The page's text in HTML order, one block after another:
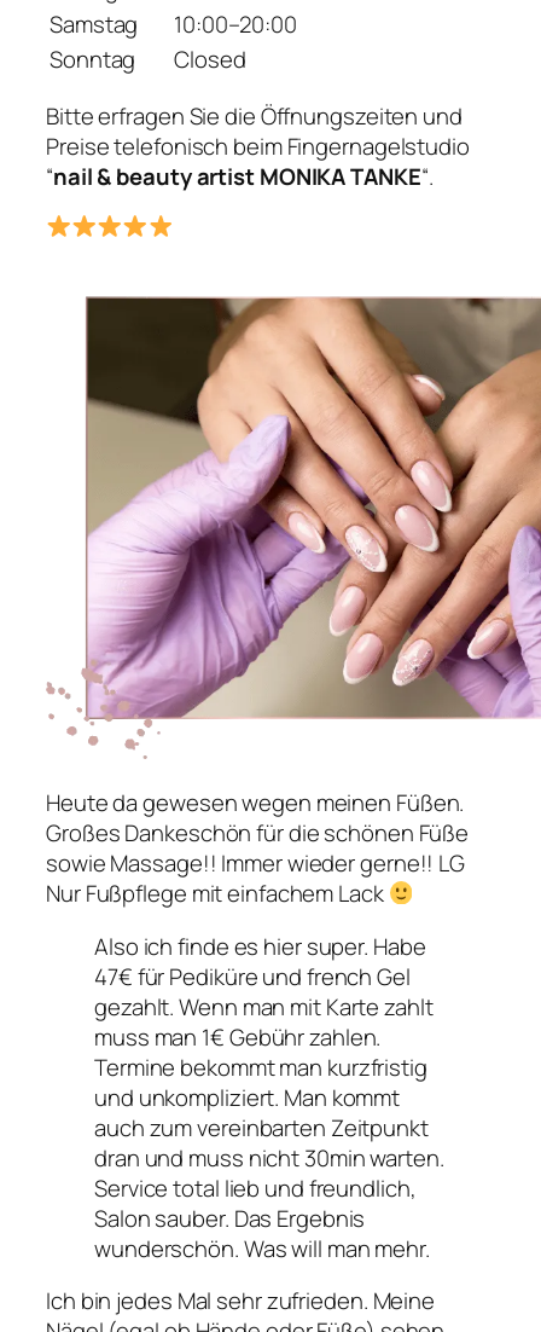
Samstag
10:00–20:00
Sonntag
Closed
Bitte erfragen Sie die Öffnungszeiten und
Preise telefonisch beim Fingernagelstudio
“nail & beauty artist MONIKA TANKE“.
Heute da gewesen wegen meinen Füßen.
Großes Dankeschön für die schönen Füße
sowie Massage!! Immer wieder gerne!! LG
Nur Fußpflege mit einfachem Lack
Also ich finde es hier super. Habe
47€ für Pediküre und french Gel
gezahlt. Wenn man mit Karte zahlt
muss man 1€ Gebühr zahlen.
Termine bekommt man kurzfristig
und unkompliziert. Man kommt
auch zum vereinbarten Zeitpunkt
dran und muss nicht 30min warten.
Service total lieb und freundlich,
Salon sauber. Das Ergebnis
wunderschön. Was will man mehr.
Ich bin jedes Mal sehr zufrieden. Meine